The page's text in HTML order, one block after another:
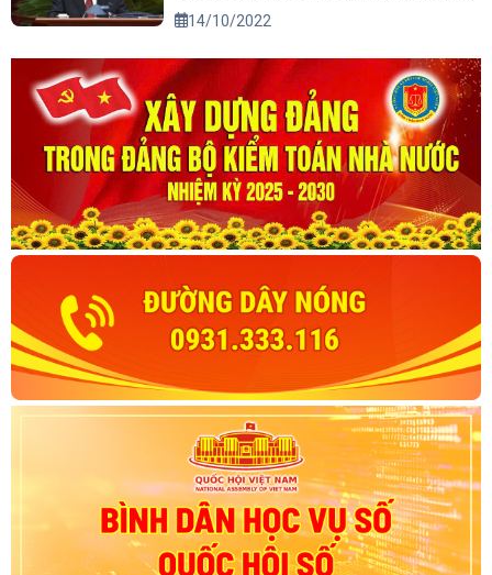
Tây Nguyên đến năm 2030, tầm nhìn
14/10/2022